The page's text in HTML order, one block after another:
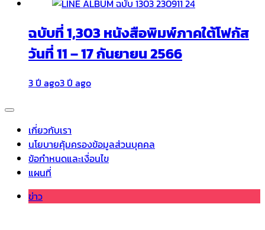
ฉบับที่ 1,303 หนังสือพิมพ์ภาคใต้โฟกัส
วันที่ 11 – 17 กันยายน 2566
3 ปี ago3 ปี ago
เกี่ยวกับเรา
นโยบายคุ้มครองข้อมูลส่วนบุคคล
ข้อกำหนดและเงื่อนไข
แผนที่
ข่าว